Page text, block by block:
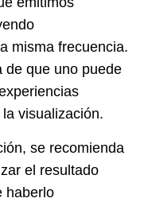
misma frecuencia.
de que uno puede
visualización.
se recomienda
el resultado
haberlo